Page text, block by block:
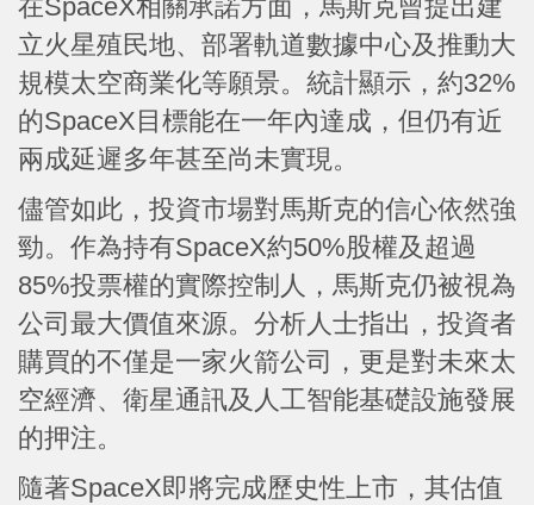
在SpaceX相關承諾方面，馬斯克曾提出建
立火星殖民地、部署軌道數據中心及推動大
規模太空商業化等願景。統計顯示，約32%
的SpaceX目標能在一年內達成，但仍有近
兩成延遲多年甚至尚未實現。
儘管如此，投資市場對馬斯克的信心依然強
勁。作為持有SpaceX約50%股權及超過
85%投票權的實際控制人，馬斯克仍被視為
公司最大價值來源。分析人士指出，投資者
購買的不僅是一家火箭公司，更是對未來太
空經濟、衛星通訊及人工智能基礎設施發展
的押注。
隨著SpaceX即將完成歷史性上市，其估值